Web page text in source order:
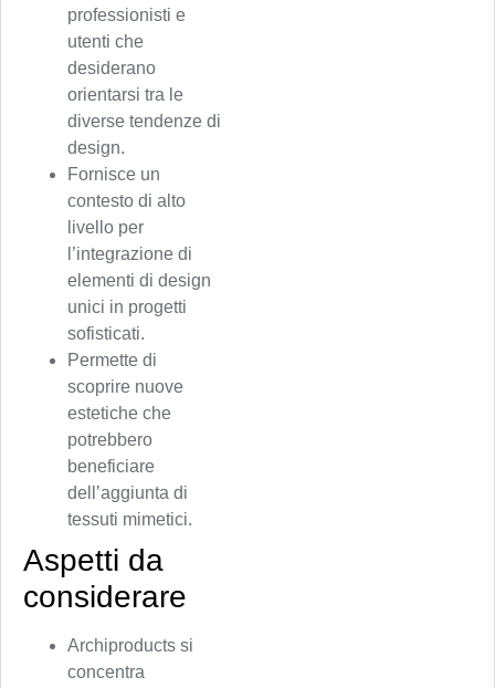
professionisti e
utenti che
desiderano
orientarsi tra le
diverse tendenze di
design.
Fornisce un
contesto di alto
livello per
l’integrazione di
elementi di design
unici in progetti
sofisticati.
Permette di
scoprire nuove
estetiche che
potrebbero
beneficiare
dell’aggiunta di
tessuti mimetici.
Aspetti da
considerare
Archiproducts si
concentra